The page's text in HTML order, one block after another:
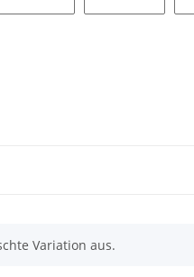
Variation aus.